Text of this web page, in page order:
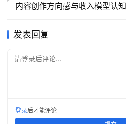
内容创作方向感与收入模型认知
发表回复
请登录后评论...
登录后才能评论